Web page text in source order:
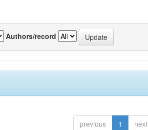
Authors/record
previous 1 next